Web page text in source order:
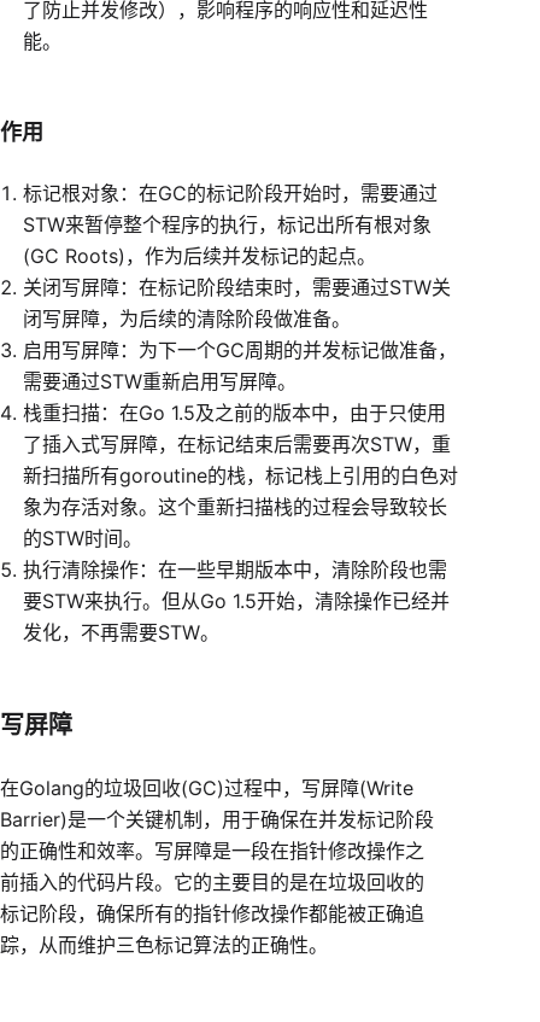
了防止并发修改），影响程序的响应性和延迟性
能。
作用
标记根对象：在GC的标记阶段开始时，需要通过
STW来暂停整个程序的执行，标记出所有根对象
(GC Roots)，作为后续并发标记的起点。
关闭写屏障：在标记阶段结束时，需要通过STW关
闭写屏障，为后续的清除阶段做准备。
启用写屏障：为下一个GC周期的并发标记做准备，
需要通过STW重新启用写屏障。
栈重扫描：在Go 1.5及之前的版本中，由于只使用
了插入式写屏障，在标记结束后需要再次STW，重
新扫描所有goroutine的栈，标记栈上引用的白色对
象为存活对象。这个重新扫描栈的过程会导致较长
的STW时间。
执行清除操作：在一些早期版本中，清除阶段也需
要STW来执行。但从Go 1.5开始，清除操作已经并
发化，不再需要STW。
写屏障
在Golang的垃圾回收(GC)过程中，写屏障(Write
Barrier)是一个关键机制，用于确保在并发标记阶段
的正确性和效率。写屏障是一段在指针修改操作之
前插入的代码片段。它的主要目的是在垃圾回收的
标记阶段，确保所有的指针修改操作都能被正确追
踪，从而维护三色标记算法的正确性。